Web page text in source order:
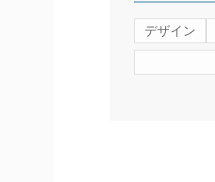
デザイン